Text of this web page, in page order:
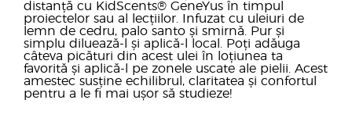
distanță cu KidScents® GeneYus în timpul
proiectelor sau al lecțiilor. Infuzat cu uleiuri de
lemn de cedru, palo santo și smirnă. Pur și
simplu diluează-l și aplică-l local. Poți adăuga
câteva picături din acest ulei în loțiunea ta
favorită și aplică-l pe zonele uscate ale pielii. Acest
amestec susține echilibrul, claritatea și confortul
pentru a le fi mai ușor să studieze!